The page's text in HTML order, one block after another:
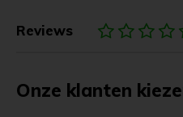
Reviews
Onze klanten